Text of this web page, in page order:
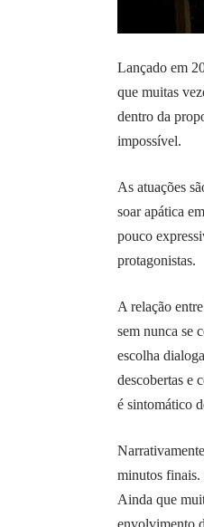
Lançado em
que muitas
dentro da
impossível.
As atuações
soar apática
pouco
protagonistas.
A relação
sem nunca se
escolha
descobertas e
é sintomático
minutos finais.
Ainda que
envolvimento